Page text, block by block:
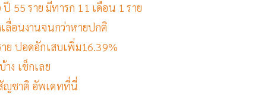
55 ราย มีทารก 11 เดือน 1 ราย
ลื่อนงานจนกว่าหายปกติ
ย ปอดอักเสบเพิ่ม16.39%
ง เช็กเลย
ญชาติ อัพเดทที่นี่